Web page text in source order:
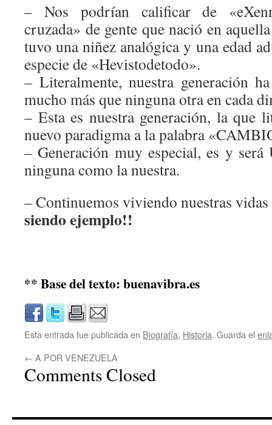
– Nos podrían calificar de
cruzada» de gente que nació en
tuvo una niñez analógica y una edad
especie de «Hevistodetodo».
– Literalmente, nuestra generación
mucho más que ninguna otra en cada
– Esta es nuestra generación, la que
nuevo paradigma a la palabra
– Generación muy especial, es y
ninguna como la nuestra.
– Continuemos viviendo nuestras
siendo ejemplo!!
** Base del texto: buenavibra.es
Esta entrada fue publicada en Biografía, Historia. Guarda el
← A POR VENEZUELA
Comments Closed